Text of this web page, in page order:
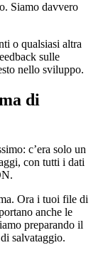
Siamo davvero
o qualsiasi altra
sulle
nello sviluppo.
di
c’era solo un
con tutti i dati
Ora i tuoi file di
anche le
preparando il
salvataggio.